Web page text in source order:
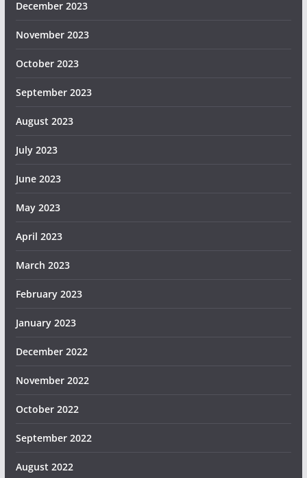
December 2023
November 2023
October 2023
September 2023
August 2023
July 2023
June 2023
May 2023
April 2023
March 2023
February 2023
January 2023
December 2022
November 2022
October 2022
September 2022
August 2022